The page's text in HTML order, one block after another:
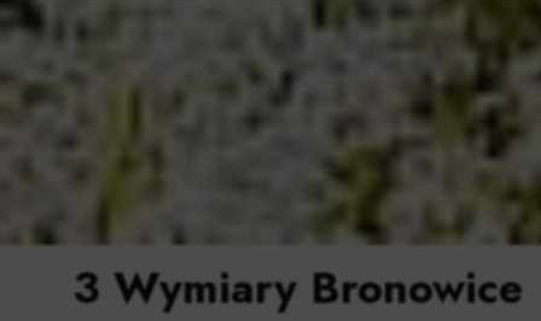
3 Wymiary Bronowice